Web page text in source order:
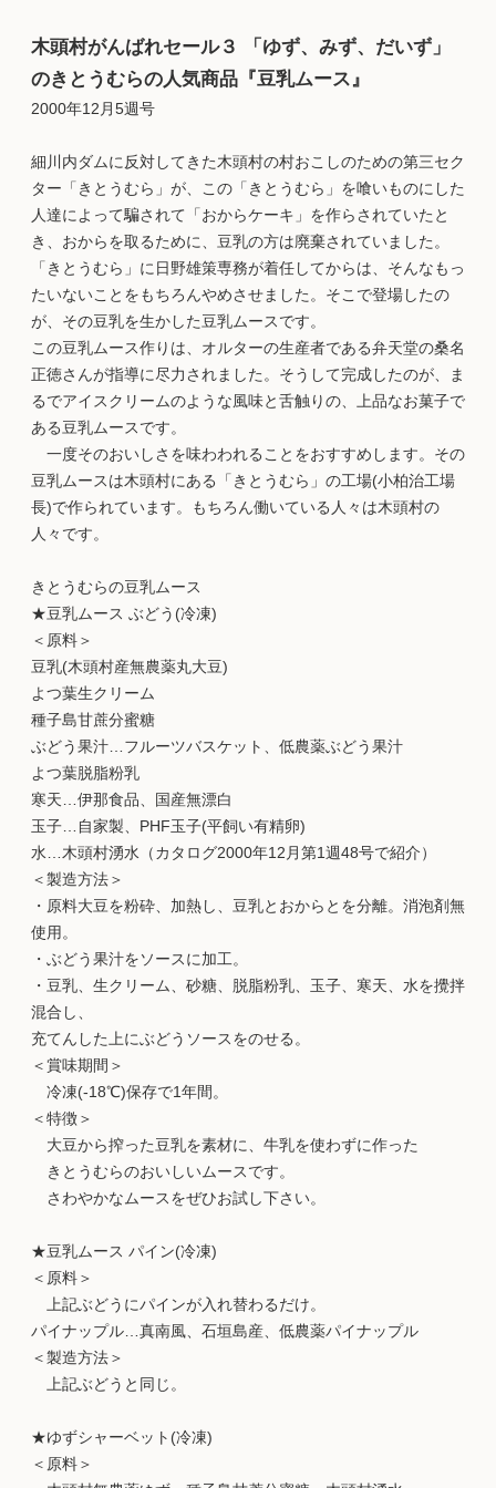
木頭村がんばれセール３ 「ゆず、みず、だいず」
のきとうむらの人気商品『豆乳ムース』
2000年12月5週号
細川内ダムに反対してきた木頭村の村おこしのための第三セク
ター「きとうむら」が、この「きとうむら」を喰いものにした
人達によって騙されて「おからケーキ」を作らされていたと
き、おからを取るために、豆乳の方は廃棄されていました。
「きとうむら」に日野雄策専務が着任してからは、そんなもっ
たいないことをもちろんやめさせました。そこで登場したの
が、その豆乳を生かした豆乳ムースです。
この豆乳ムース作りは、オルターの生産者である弁天堂の桑名
正徳さんが指導に尽力されました。そうして完成したのが、ま
るでアイスクリームのような風味と舌触りの、上品なお菓子で
ある豆乳ムースです。
一度そのおいしさを味わわれることをおすすめします。その
豆乳ムースは木頭村にある「きとうむら」の工場(小柏治工場
長)で作られています。もちろん働いている人々は木頭村の
人々です。
きとうむらの豆乳ムース
★豆乳ムース ぶどう(冷凍)
＜原料＞
豆乳(木頭村産無農薬丸大豆)
よつ葉生クリーム
種子島甘蔗分蜜糖
ぶどう果汁…フルーツバスケット、低農薬ぶどう果汁
よつ葉脱脂粉乳
寒天…伊那食品、国産無漂白
玉子…自家製、PHF玉子(平飼い有精卵)
水…木頭村湧水（カタログ2000年12月第1週48号で紹介）
＜製造方法＞
・原料大豆を粉砕、加熱し、豆乳とおからとを分離。消泡剤無
使用。
・ぶどう果汁をソースに加工。
・豆乳、生クリーム、砂糖、脱脂粉乳、玉子、寒天、水を攪拌
混合し、
充てんした上にぶどうソースをのせる。
＜賞味期間＞
冷凍(-18℃)保存で1年間。
＜特徴＞
大豆から搾った豆乳を素材に、牛乳を使わずに作った
きとうむらのおいしいムースです。
さわやかなムースをぜひお試し下さい。
★豆乳ムース パイン(冷凍)
＜原料＞
上記ぶどうにパインが入れ替わるだけ。
パイナップル…真南風、石垣島産、低農薬パイナップル
＜製造方法＞
上記ぶどうと同じ。
★ゆずシャーベット(冷凍)
＜原料＞